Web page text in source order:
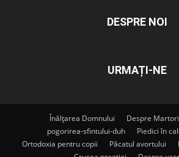
DESPRE NOI
URMAȚI-NE
Înălțarea Domnului
Despre
pogorirea-sfintului-duh
Piedici în
Ortodoxia pentru copii
Păcatul avortului